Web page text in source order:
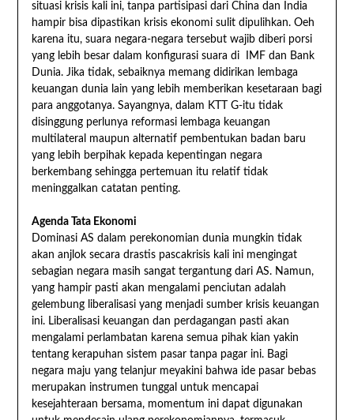
situasi krisis kali ini, tanpa partisipasi dari China dan India
hampir bisa dipastikan krisis ekonomi sulit dipulihkan. Oeh
karena itu, suara negara-negara tersebut wajib diberi porsi
yang lebih besar dalam konfigurasi suara di IMF dan Bank
Dunia. Jika tidak, sebaiknya memang didirikan lembaga
keuangan dunia lain yang lebih memberikan kesetaraan bagi
para anggotanya. Sayangnya, dalam KTT G-itu tidak
disinggung perlunya reformasi lembaga keuangan
multilateral maupun alternatif pembentukan badan baru
yang lebih berpihak kepada kepentingan negara
berkembang sehingga pertemuan itu relatif tidak
meninggalkan catatan penting.
Agenda Tata Ekonomi
Dominasi AS dalam perekonomian dunia mungkin tidak
akan anjlok secara drastis pascakrisis kali ini mengingat
sebagian negara masih sangat tergantung dari AS. Namun,
yang hampir pasti akan mengalami penciutan adalah
gelembung liberalisasi yang menjadi sumber krisis keuangan
ini. Liberalisasi keuangan dan perdagangan pasti akan
mengalami perlambatan karena semua pihak kian yakin
tentang kerapuhan sistem pasar tanpa pagar ini. Bagi
negara maju yang telanjur meyakini bahwa ide pasar bebas
merupakan instrumen tunggal untuk mencapai
kesejahteraan bersama, momentum ini dapat digunakan